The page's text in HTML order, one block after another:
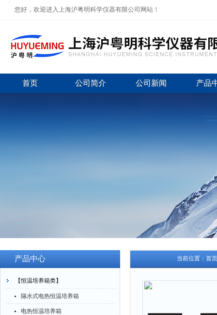
您好，欢迎进入上海沪粤明科学仪器有限公司网站！
首页 公司简介 公司新闻 产品
产品中心
【恒温培养箱类】
隔水式电热恒温培养箱
电热恒温培养箱
当前位置： 首页